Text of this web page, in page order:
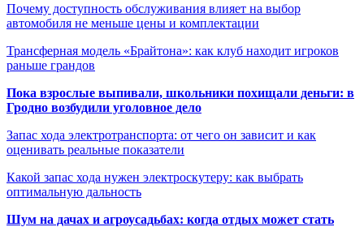
Почему доступность обслуживания влияет на выбор
автомобиля не меньше цены и комплектации
Трансферная модель «Брайтона»: как клуб находит игроков
раньше грандов
Пока взрослые выпивали, школьники похищали деньги: в
Гродно возбудили уголовное дело
Запас хода электротранспорта: от чего он зависит и как
оценивать реальные показатели
Какой запас хода нужен электроскутеру: как выбрать
оптимальную дальность
Шум на дачах и агроусадьбах: когда отдых может стать